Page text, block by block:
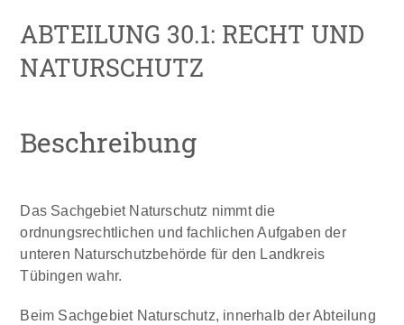
ABTEILUNG 30.1: RECHT UND
NATURSCHUTZ
Beschreibung
Das Sachgebiet Naturschutz nimmt die
ordnungsrechtlichen und fachlichen Aufgaben der
unteren Naturschutzbehörde für den Landkreis
Tübingen wahr.
Beim Sachgebiet Naturschutz, innerhalb der Abteilung